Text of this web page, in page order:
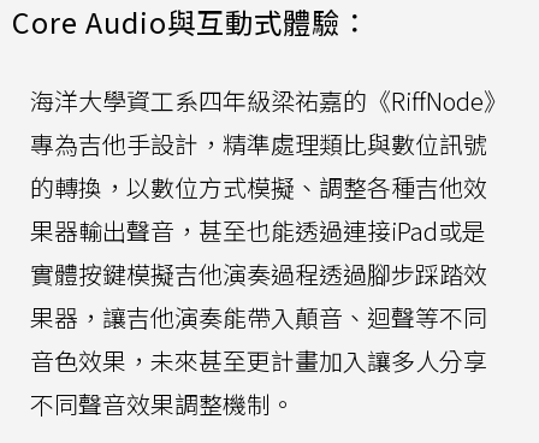
Core Audio與互動式體驗：
海洋大學資工系四年級梁祐嘉的《RiffNode》
專為吉他手設計，精準處理類比與數位訊號
的轉換，以數位方式模擬、調整各種吉他效
果器輸出聲音，甚至也能透過連接iPad或是
實體按鍵模擬吉他演奏過程透過腳步踩踏效
果器，讓吉他演奏能帶入顛音、迴聲等不同
音色效果，未來甚至更計畫加入讓多人分享
不同聲音效果調整機制。